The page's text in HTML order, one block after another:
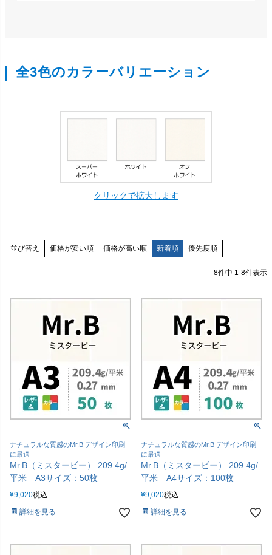
全3色のカラーバリエーション
クリックで拡大します
並び替え 価格が安い順 価格が高い順 新着順 優先度順
8件中 1 -8件表示
ナチュラルな質感のMr.B デザイン印刷
に最適
Mr.B（ミスタービー） 209.4g/
平米 A3サイズ：50枚
¥9,020税込
詳細を見る
ナチュラルな質感のMr.B デザイン印刷
に最適
Mr.B（ミスタービー） 209.4g/
平米 A4サイズ：100枚
¥9,020税込
詳細を見る